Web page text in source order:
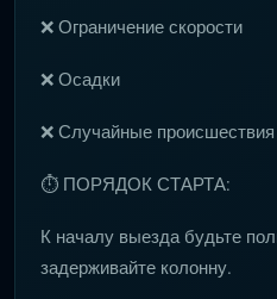
❌ Ограничение скорости
❌ Осадки
❌ Случайные происшествия
⏱ ПОРЯДОК СТАРТА:
К началу выезда будьте
задерживайте колонну.